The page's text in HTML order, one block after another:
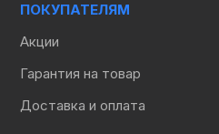
ПОКУПАТЕЛЯМ
Акции
Гарантия на товар
Доставка и оплата